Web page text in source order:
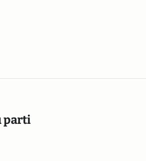
parti